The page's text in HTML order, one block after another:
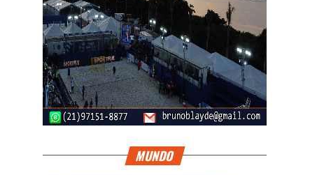
MUNDO